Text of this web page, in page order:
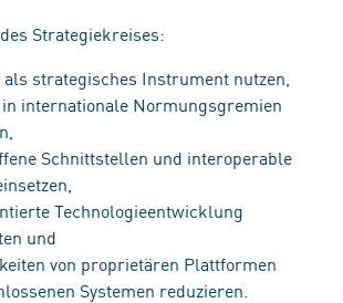
Strategiekreises:
strategisches Instrument nutzen,
internationale Normungsgremien
Schnittstellen und interoperable
Technologieentwicklung
und
von proprietären Plattformen
Systemen reduzieren.